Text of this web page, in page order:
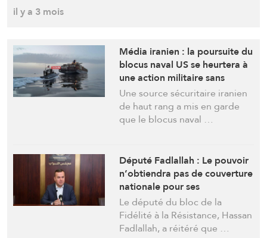
il y a 3 mois
Média iranien : la poursuite du
blocus naval US se heurtera à
une action militaire sans
précédent
Une source sécuritaire iranien
de haut rang a mis en garde
que le blocus naval …
Député Fadlallah : Le pouvoir
n’obtiendra pas de couverture
nationale pour ses
négociations directes avec
l’ennemi
Le député du bloc de la
Fidélité à la Résistance, Hassan
Fadlallah, a réitéré que …